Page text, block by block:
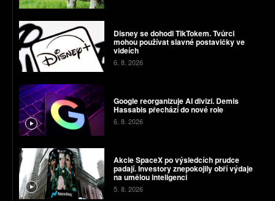
Disney se dohodl TikTokem. Tvůrci
mohou používat slavné postavičky ve
videích
6. 8. 2026
Google reorganizuje AI divizi. Demis
Hassabis přechází do nové role
6. 8. 2026
Akcie SpaceX po výsledcích prudce
padají. Investory znepokojily obří výdaje
na umělou inteligenci
5. 8. 2026